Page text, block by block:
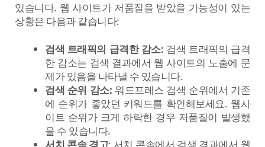
있습니다. 웹 사이트가 저품질을 받았을 가능성이 있는
상황은 다음과 같습니다:
검색 트래픽의 급격한 감소: 검색 트래픽의 급격
한 감소는 검색 결과에서 웹 사이트의 노출에 문
제가 있음을 나타낼 수 있습니다.
검색 순위 감소: 워드프레스 검색 순위에서 기존
에 순위가 좋았던 키워드를 확인해보세요. 웹사
이트 순위가 크게 하락한 경우 저품질이 발생했
을 수 있습니다.